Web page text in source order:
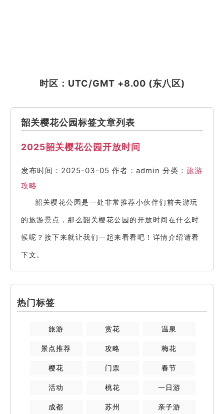
时区：UTC/GMT +8.00 (东八区)
韶关樱花公园标签文章列表
2025韶关樱花公园开放时间
发布时间：2025-03-05 作者：admin 分类： 旅游
攻略
韶关樱花公园是一处非常推荐小伙伴们前去游玩
的旅游景点，那么韶关樱花公园的开放时间在什么时
候呢？接下来就让我们一起来看看吧！详情介绍请看
下文。
热门标签
旅游 赏花 温泉
景点推荐 攻略 梅花
樱花 门票 春节
活动 桃花 一日游
成都 苏州 亲子游